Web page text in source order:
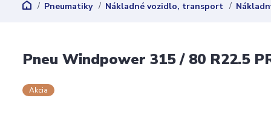
Pneumatiky Nákladné vozidlo, transport
Pneu Windpower 315 / 80 R22.5
Akcia